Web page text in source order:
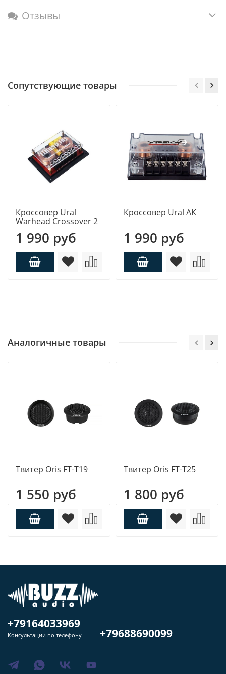
Отзывы
Сопутствующие товары
Кроссовер Ural
Warhead Crossover 2
1 990 руб
Кроссовер Ural AK
1 990 руб
Аналогичные товары
Твитер Oris FT-T19
1 550 руб
Твитер Oris FT-T25
1 800 руб
+79164033969
Консультации по телефону +79688690099